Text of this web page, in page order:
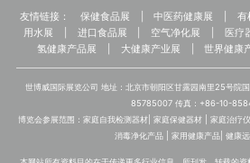
友情链接： 保健食品展 中医药健康展 有
用水展
进口食品展 空气净化展 医疗
氢健康产品展
大健康产业展 世界健康
世博威国际展览公司 地址：北京市朝阳区甘露园南里25号
85785007 传真：+86-10-
博览会参展范围：家庭自我检测器材| 家庭保健器材 | 家庭治
消毒净化产品 | 家用健康产品| 健康